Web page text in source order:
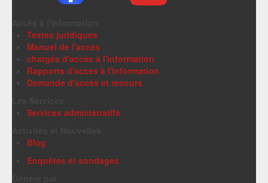
Textes juridiques
Manuel de l'accès
chargés d'accès à l'information
Rapports d'accès à l'information
Demande d'accès et recours
Services administratifs
Blog
Enquêtes et sondages